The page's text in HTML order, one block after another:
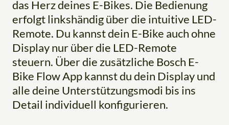
das Herz deines E-Bikes. Die Bedienung
erfolgt linkshändig über die intuitive LED-
Remote. Du kannst dein E-Bike auch ohne
Display nur über die LED-Remote
steuern. Über die zusätzliche Bosch E-
Bike Flow App kannst du dein Display und
alle deine Unterstützungsmodi bis ins
Detail individuell konfigurieren.